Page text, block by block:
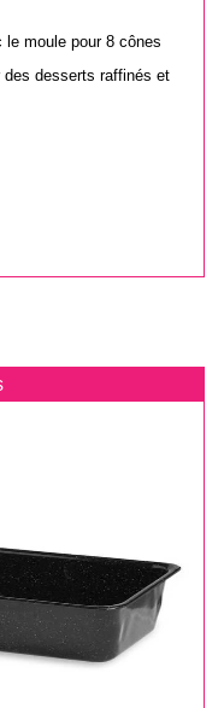
moule pour 8 cônes
des desserts raffinés et